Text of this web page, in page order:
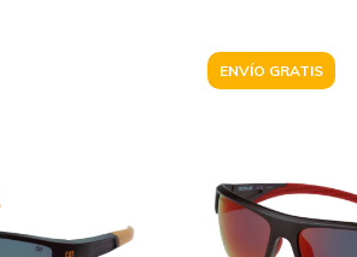
ENVÍO GRATIS